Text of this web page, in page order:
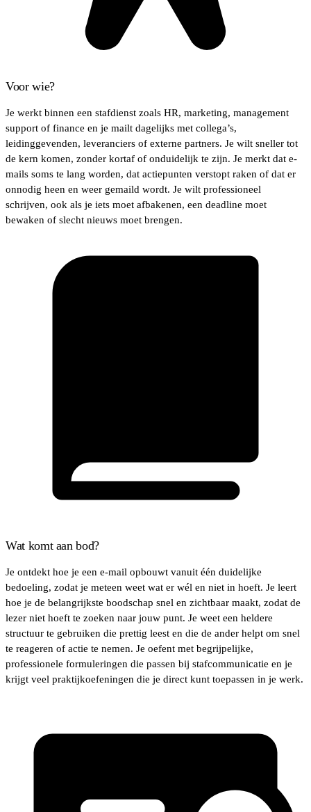
Voor wie?
Je werkt binnen een stafdienst zoals HR, marketing, management
support of finance en je mailt dagelijks met collega’s,
leidinggevenden, leveranciers of externe partners. Je wilt sneller tot
de kern komen, zonder kortaf of onduidelijk te zijn. Je merkt dat e-
mails soms te lang worden, dat actiepunten verstopt raken of dat er
onnodig heen en weer gemaild wordt. Je wilt professioneel
schrijven, ook als je iets moet afbakenen, een deadline moet
bewaken of slecht nieuws moet brengen.
Wat komt aan bod?
Je ontdekt hoe je een e-mail opbouwt vanuit één duidelijke
bedoeling, zodat je meteen weet wat er wél en niet in hoeft. Je leert
hoe je de belangrijkste boodschap snel en zichtbaar maakt, zodat de
lezer niet hoeft te zoeken naar jouw punt. Je weet een heldere
structuur te gebruiken die prettig leest en die de ander helpt om snel
te reageren of actie te nemen. Je oefent met begrijpelijke,
professionele formuleringen die passen bij stafcommunicatie en je
krijgt veel praktijkoefeningen die je direct kunt toepassen in je werk.